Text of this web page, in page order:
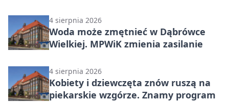
4 sierpnia 2026
Woda może zmętnieć w Dąbrówce
Wielkiej. MPWiK zmienia zasilanie
4 sierpnia 2026
Kobiety i dziewczęta znów ruszą na
piekarskie wzgórze. Znamy program